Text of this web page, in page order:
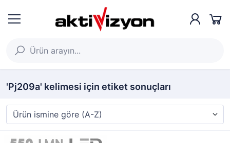
'Pj209a' kelimesi için etiket sonuçları